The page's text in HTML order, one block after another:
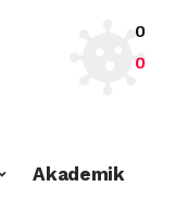
0
0
Akademik